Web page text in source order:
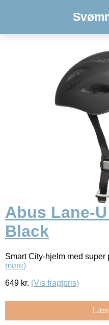
Abus Lane-
Black
Smart City-hjelm med super
mere)
649 kr. (Vis fragtpris)